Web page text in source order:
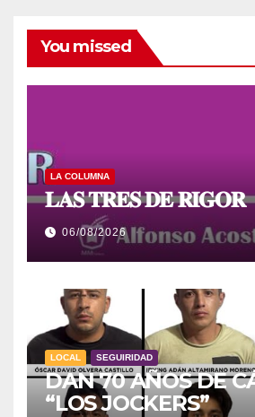
You missed
LA COLUMNA
𝐋𝐀𝐒 𝐓𝐑𝐄𝐒 𝐃𝐄 𝐑𝐈𝐆𝐎𝐑
06/08/2026
LOCAL SEGUIRIDAD
DAN 70 AÑOS DE
“LOS JOCKERS”